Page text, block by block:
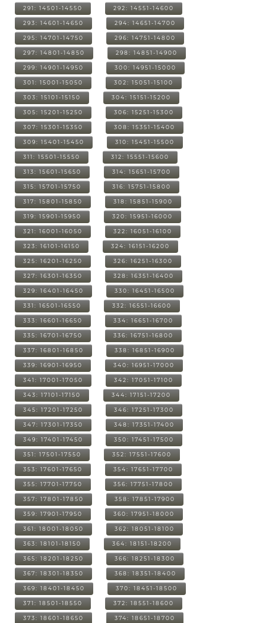
291: 14501-14550 292: 14551-14600
293: 14601-14650 294: 14651-14700
295: 14701-14750 296: 14751-14800
297: 14801-14850 298: 14851-14900
299: 14901-14950 300: 14951-15000
301: 15001-15050 302: 15051-15100
303: 15101-15150 304: 15151-15200
305: 15201-15250 306: 15251-15300
307: 15301-15350 308: 15351-15400
309: 15401-15450 310: 15451-15500
311: 15501-15550 312: 15551-15600
313: 15601-15650 314: 15651-15700
315: 15701-15750 316: 15751-15800
317: 15801-15850 318: 15851-15900
319: 15901-15950 320: 15951-16000
321: 16001-16050 322: 16051-16100
323: 16101-16150 324: 16151-16200
325: 16201-16250 326: 16251-16300
327: 16301-16350 328: 16351-16400
329: 16401-16450 330: 16451-16500
331: 16501-16550 332: 16551-16600
333: 16601-16650 334: 16651-16700
335: 16701-16750 336: 16751-16800
337: 16801-16850 338: 16851-16900
339: 16901-16950 340: 16951-17000
341: 17001-17050 342: 17051-17100
343: 17101-17150 344: 17151-17200
345: 17201-17250 346: 17251-17300
347: 17301-17350 348: 17351-17400
349: 17401-17450 350: 17451-17500
351: 17501-17550 352: 17551-17600
353: 17601-17650 354: 17651-17700
355: 17701-17750 356: 17751-17800
357: 17801-17850 358: 17851-17900
359: 17901-17950 360: 17951-18000
361: 18001-18050 362: 18051-18100
363: 18101-18150 364: 18151-18200
365: 18201-18250 366: 18251-18300
367: 18301-18350 368: 18351-18400
369: 18401-18450 370: 18451-18500
371: 18501-18550 372: 18551-18600
373: 18601-18650 374: 18651-18700